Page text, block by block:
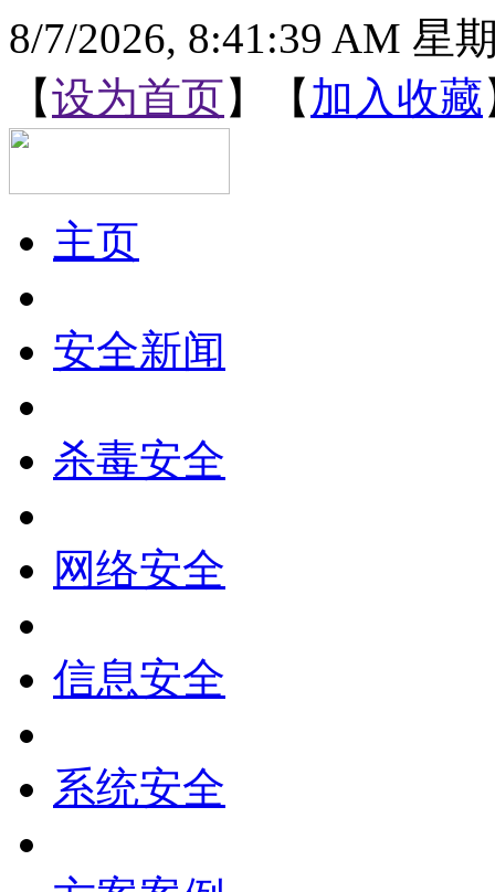
8/7/2026, 8:41:40 AM 星
【设为首页】【 加入收藏
主页
安全新闻
杀毒安全
网络安全
信息安全
系统安全